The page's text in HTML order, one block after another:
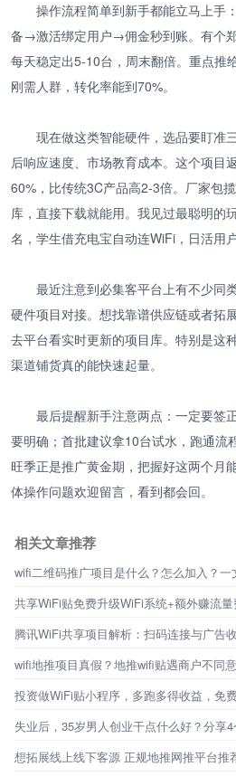
操作流程简单到新手都能立马上手
备→激活绑定用户→佣金秒到账。有个
每天稳定出5-10台，周末翻倍。重点推
刚需人群，转化率能到70%。
现在做这类智能硬件，选品要盯准
后响应速度、市场教育成本。这个项目
60%，比传统3C产品高2-3倍。厂家包
库，直接下载就能用。我见过最聪明的
名，学生借充电宝自动连WiFi，日活用
最近注意到必集客平台上有不少同
硬件项目对接。想找靠谱供应链或者拓
去平台看实时更新的项目库。特别是这
渠道铺货真的能快速起量。
最后提醒新手注意两点：一定要签
要明确；首批建议拿10台试水，跑通流
旺季正是推广黄金期，把握好这两个月
体操作问题欢迎留言，看到都会回。
相关文章推荐
wifi二维码推广项目是什么？怎么加入？一
共享WiFi贴免费升级WiFi系统+额外赚流
腾讯WiFi共享项目解析：扫码连接与广告
wifi地推项目真假？地推wifi贴遇商户不同
投资做WiFi贴小程序，多跑多得收益，免
失业后，35岁男人创业干点什么好？分享
想拓展线上线下客源 正规地推网推平台推